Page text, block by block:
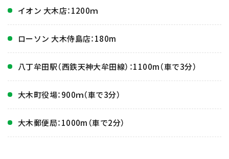
イオン 大木店：1200ｍ
ローソン 大木侍島店：180m
八丁牟田駅（西鉄天神大牟田線）：1100m（車で3分）
大木町役場：900ｍ（車で3分）
大木郵便局：1000m（車で2分）